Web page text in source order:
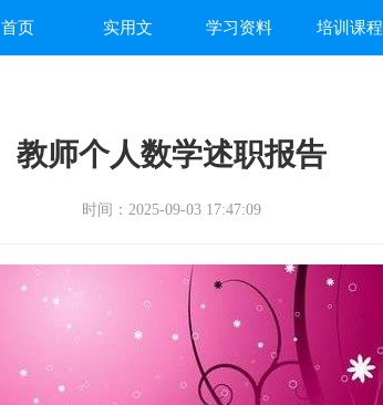
首页 实用文 学习资料 培训课程
教师个人数学述职报告
时间：2025-09-03 17:47:09